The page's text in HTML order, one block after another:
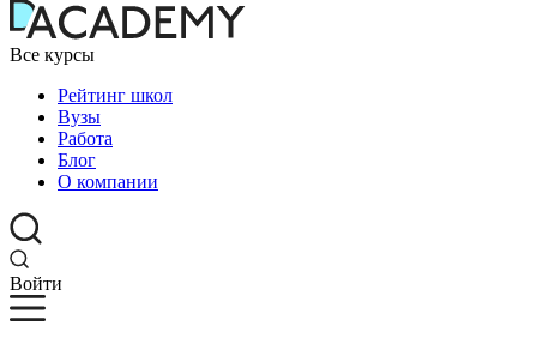
Все курсы
Рейтинг школ
Вузы
Работа
Блог
О компании
Войти